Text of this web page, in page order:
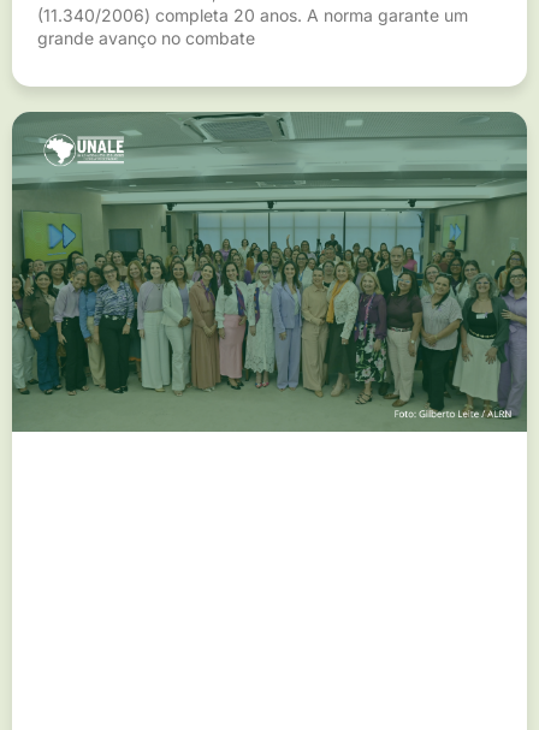
(11.340/2006) completa 20 anos. A norma garante um
grande avanço no combate